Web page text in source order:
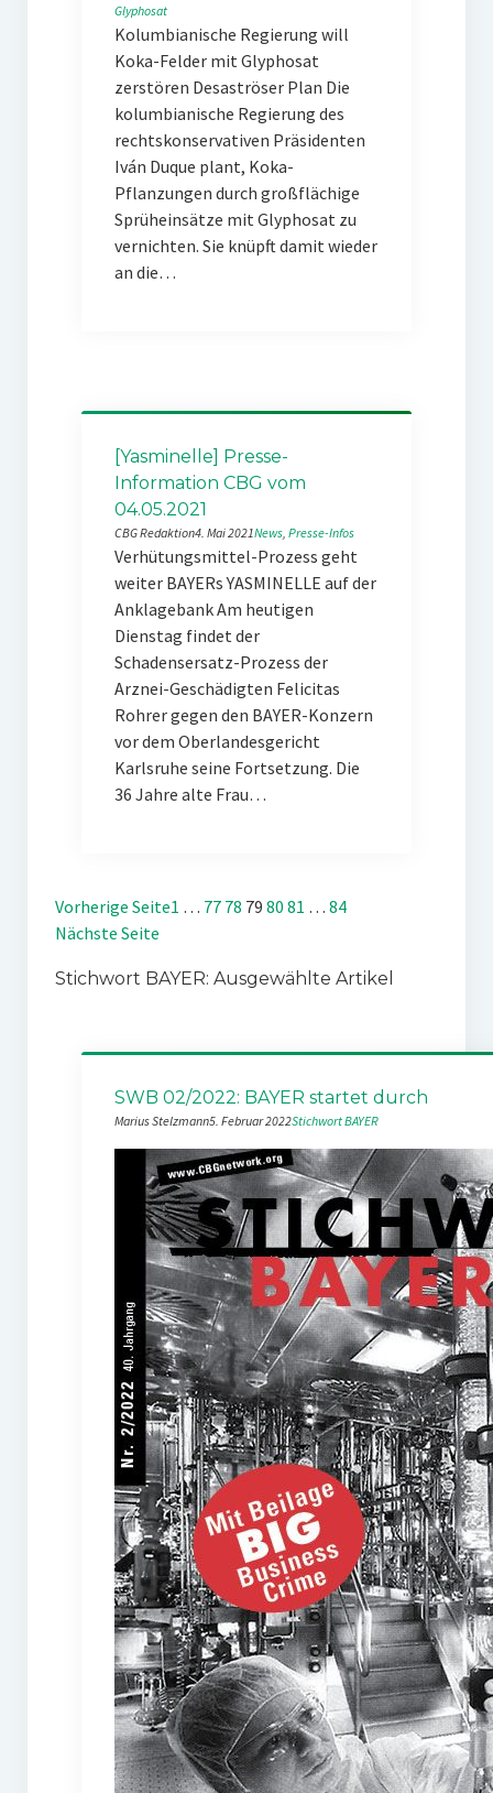
Glyphosat
Kolumbianische Regierung will
Koka-Felder mit Glyphosat
zerstören Desaströser Plan Die
kolumbianische Regierung des
rechtskonservativen Präsidenten
Iván Duque plant, Koka-
Pflanzungen durch großflächige
Sprüheinsätze mit Glyphosat zu
vernichten. Sie knüpft damit wieder
an die…
[Yasminelle] Presse-
Information CBG vom
04.05.2021
CBG Redaktion4. Mai 2021News, Presse-Infos
Verhütungsmittel-Prozess geht
weiter BAYERs YASMINELLE auf der
Anklagebank Am heutigen
Dienstag findet der
Schadensersatz-Prozess der
Arznei-Geschädigten Felicitas
Rohrer gegen den BAYER-Konzern
vor dem Oberlandesgericht
Karlsruhe seine Fortsetzung. Die
36 Jahre alte Frau…
Vorherige Seite1 … 77 78 79 80 81 … 84
Nächste Seite
Stichwort BAYER: Ausgewählte Artikel
SWB 02/2022: BAYER startet durch
Marius Stelzmann5. Februar 2022Stichwort BAYER